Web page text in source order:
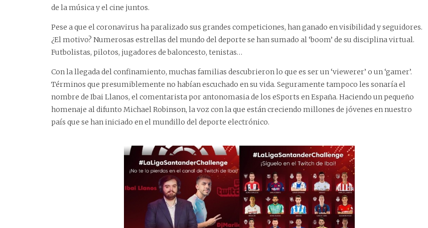
de la música y el cine juntos.
Pese a que el coronavirus ha paralizado sus grandes competiciones, han ganado en visibilidad y seguidores.
¿El motivo? Numerosas estrellas del mundo del deporte se han sumado al ‘boom’ de su disciplina virtual.
Futbolistas, pilotos, jugadores de baloncesto, tenistas…
Con la llegada del confinamiento, muchas familias descubrieron lo que es ser un ‘viewerer’ o un ‘gamer’.
Términos que presumiblemente no habían escuchado en su vida. Seguramente tampoco les sonaría el
nombre de Ibai Llanos, el comentarista por antonomasia de los eSports en España. Haciendo un pequeño
homenaje al difunto Michael Robinson, la voz con la que están creciendo millones de jóvenes en nuestro
país que se han iniciado en el mundillo del deporte electrónico.